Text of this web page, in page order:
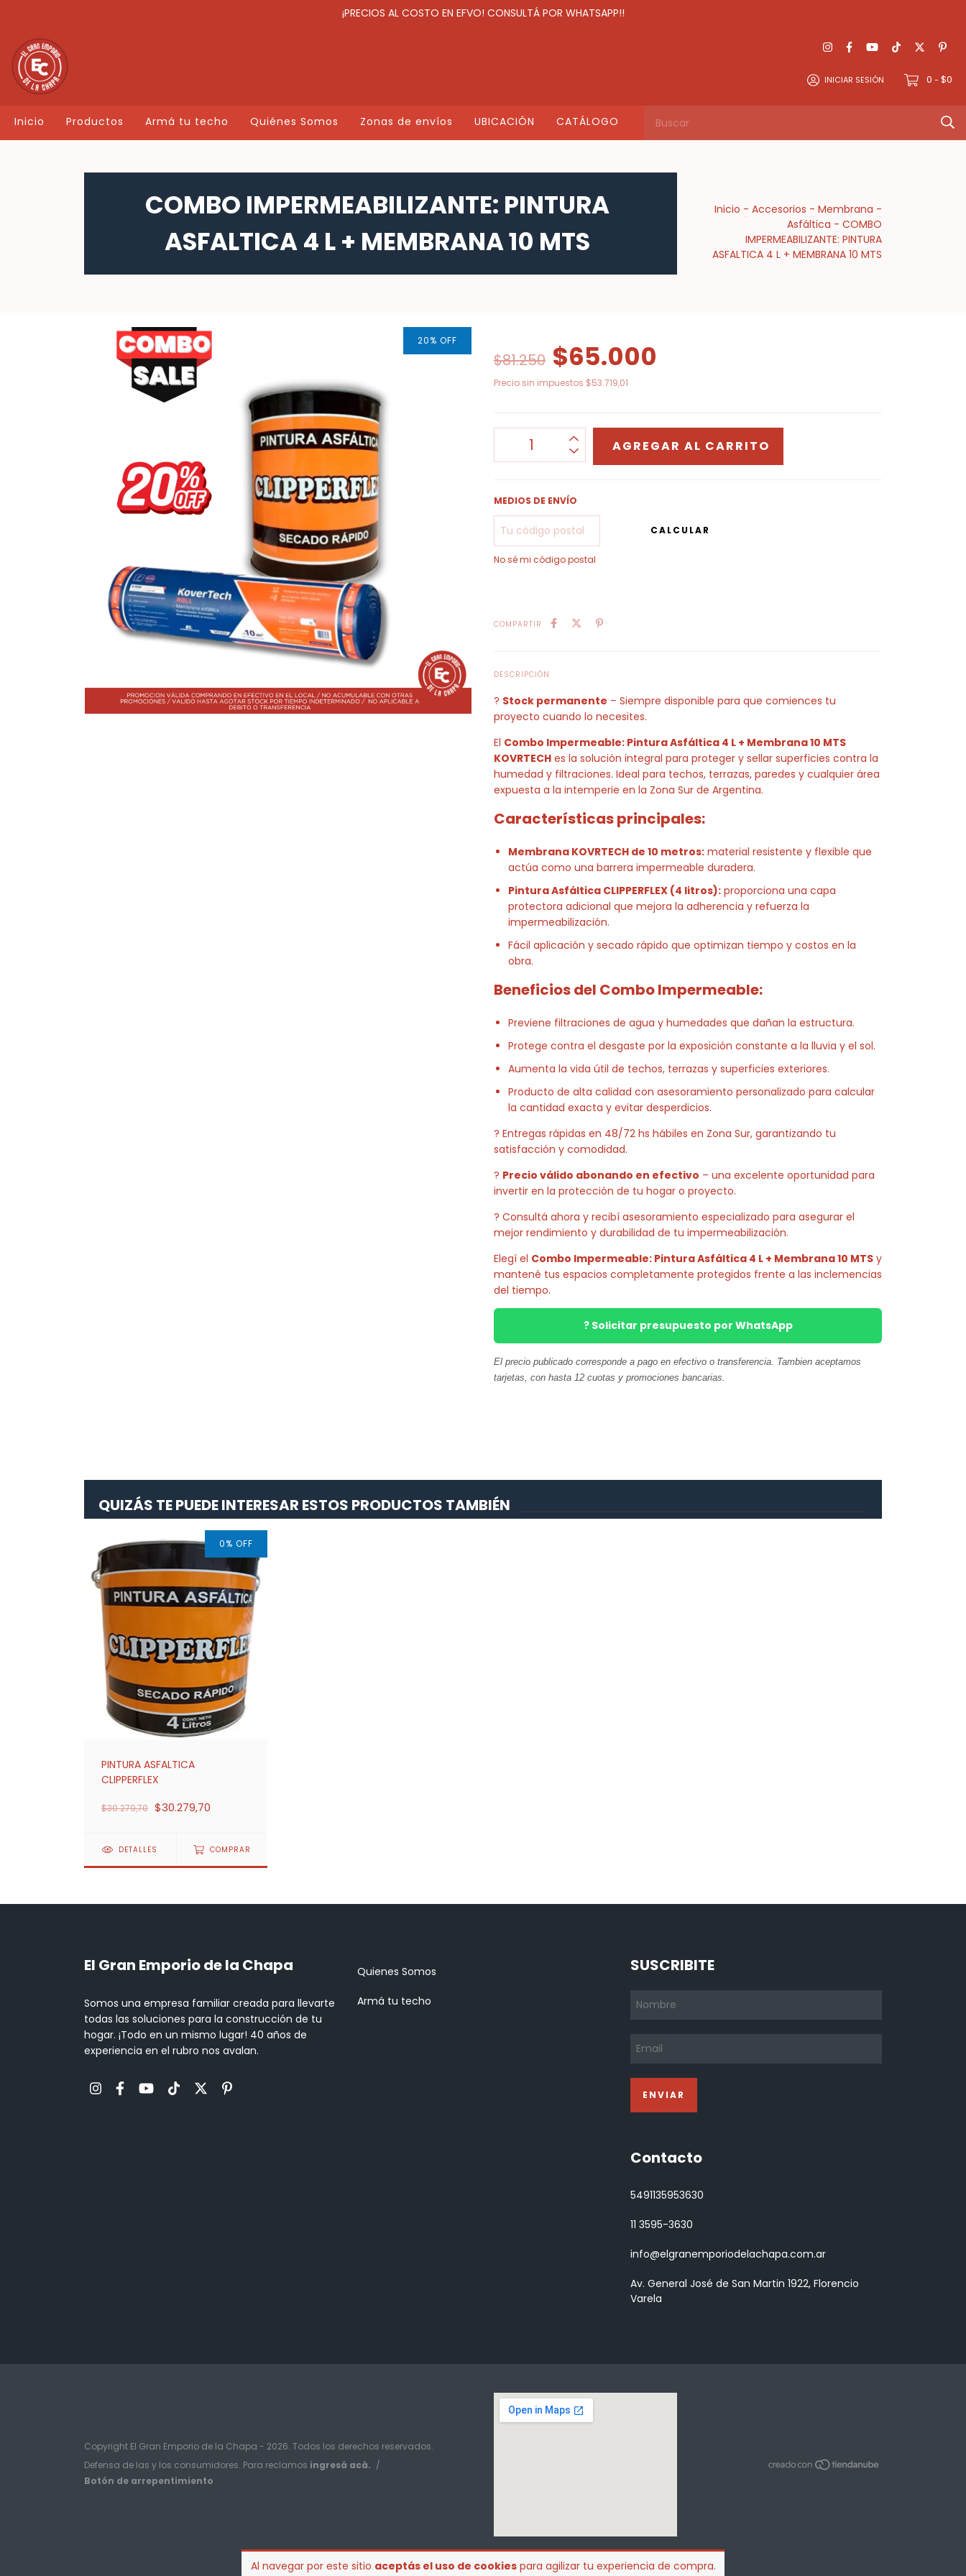
¡PRECIOS AL COSTO EN EFVO! CONSULTÁ POR WHATSAPP!!
INICIAR SESIÓN 0 - $0
Inicio Productos Armá tu techo Quiénes Somos Zonas de envíos UBICACIÓN CATÁLOGO
Al navegar por este sitio aceptás el uso de cookiespara agilizar tu experiencia de compra.
COMBO IMPERMEABILIZANTE: PINTURA
ASFALTICA 4 L + MEMBRANA 10 MTS
Inicio - Accesorios - Membrana -
Asfáltica - COMBO
IMPERMEABILIZANTE: PINTURA
ASFALTICA 4 L + MEMBRANA 10 MTS
20% OFF
$81.250 $65.000
Precio sin impuestos $53.719,01
MEDIOS DE ENVÍO
CALCULAR
No sé mi código postal
COMPARTIR
DESCRIPCIÓN
? Stock permanente – Siempre disponible para que comiences tu
proyecto cuando lo necesites.
El Combo Impermeable: Pintura Asfáltica 4 L + Membrana 10 MTS
KOVRTECH es la solución integral para proteger y sellar superficies contra la
humedad y filtraciones. Ideal para techos, terrazas, paredes y cualquier área
expuesta a la intemperie en la Zona Sur de Argentina.
Características principales:
Membrana KOVRTECH de 10 metros: material resistente y flexible que
actúa como una barrera impermeable duradera.
Pintura Asfáltica CLIPPERFLEX (4 litros): proporciona una capa
protectora adicional que mejora la adherencia y refuerza la
impermeabilización.
Fácil aplicación y secado rápido que optimizan tiempo y costos en la
obra.
Beneficios del Combo Impermeable:
Previene filtraciones de agua y humedades que dañan la estructura.
Protege contra el desgaste por la exposición constante a la lluvia y el sol.
Aumenta la vida útil de techos, terrazas y superficies exteriores.
Producto de alta calidad con asesoramiento personalizado para calcular
la cantidad exacta y evitar desperdicios.
? Entregas rápidas en 48/72 hs hábiles en Zona Sur, garantizando tu
satisfacción y comodidad.
? Precio válido abonando en efectivo – una excelente oportunidad para
invertir en la protección de tu hogar o proyecto.
? Consultá ahora y recibí asesoramiento especializado para asegurar el
mejor rendimiento y durabilidad de tu impermeabilización.
Elegí el Combo Impermeable: Pintura Asfáltica 4 L + Membrana 10 MTS y
mantené tus espacios completamente protegidos frente a las inclemencias
del tiempo.
? Solicitar presupuesto por WhatsApp
El precio publicado corresponde a pago en efectivo o transferencia. Tambien aceptamos
tarjetas, con hasta 12 cuotas y promociones bancarias.
QUIZÁS TE PUEDE INTERESAR ESTOS PRODUCTOS TAMBIÉN
0% OFF
PINTURA ASFALTICA
CLIPPERFLEX
$30.279,70 $30.279,70
DETALLES COMPRAR
El Gran Emporio de la Chapa
Somos una empresa familiar creada para llevarte
todas las soluciones para la construcción de tu
hogar. ¡Todo en un mismo lugar! 40 años de
experiencia en el rubro nos avalan.
Quienes Somos
Armá tu techo
SUSCRIBITE
Contacto
5491135953630
11 3595-3630
info@elgranemporiodelachapa.com.ar
Av. General José de San Martin 1922, Florencio
Varela
Copyright El Gran Emporio de la Chapa - 2026. Todos los derechos reservados.
Defensa de las y los consumidores. Para reclamos ingresá acá. /
Botón de arrepentimiento